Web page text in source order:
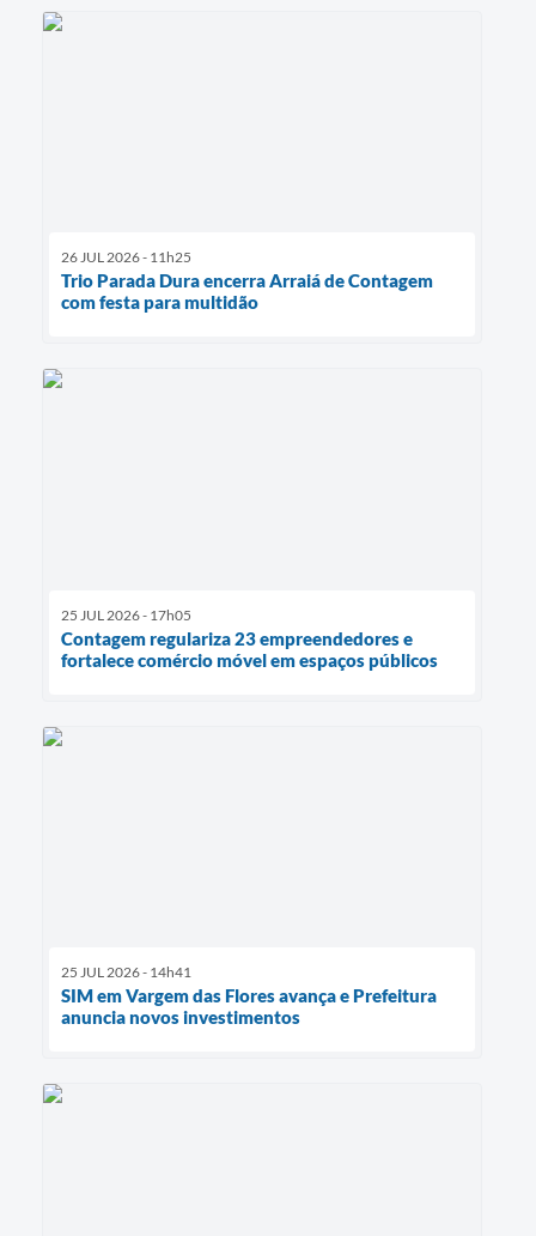
26 JUL 2026 - 11h25
Trio Parada Dura encerra Arraiá de Contagem
com festa para multidão
25 JUL 2026 - 17h05
Contagem regulariza 23 empreendedores e
fortalece comércio móvel em espaços públicos
25 JUL 2026 - 14h41
SIM em Vargem das Flores avança e Prefeitura
anuncia novos investimentos